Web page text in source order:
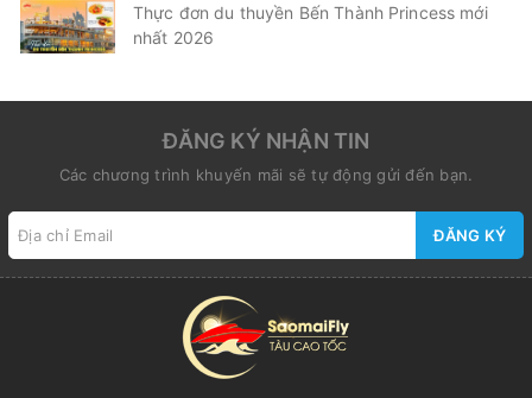
Thực đơn du thuyền Bến Thành Princess mới
nhất 2026
ĐĂNG KÝ NHẬN TIN
Các chương trình khuyến mãi sẽ tự động gửi đến bạn.
ĐĂNG KÝ